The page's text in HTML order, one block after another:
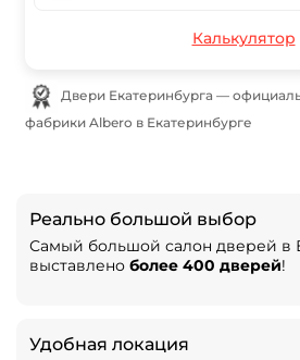
Калькулятор
фабрики Albero в Екатеринбурге
Реально большой выбор
Самый большой салон дверей в
выставлено более 400 дверей!
Удобная локация